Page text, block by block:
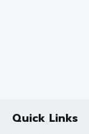
Quick Links